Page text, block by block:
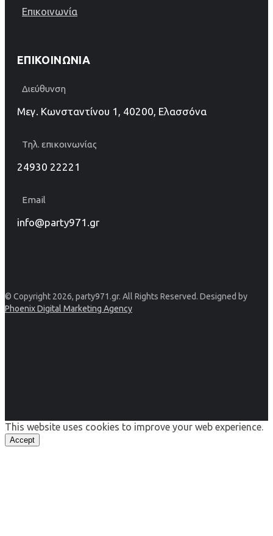
Επικοινωνία
ΕΠΙΚΟΙΝΩΝΊΑ
Διεύθυνση
Μεγ. Κωνσταντίνου 1, 40200, Ελασσόνα
Τηλ. επικοινωνίας
24930 22221
Email
info@party971.gr
© Copyright 2026, party971.gr. All Rights Reserved. Designed by
Phoenix Digital Marketing Agency
This website uses cookies to improve your web experience.
Accept